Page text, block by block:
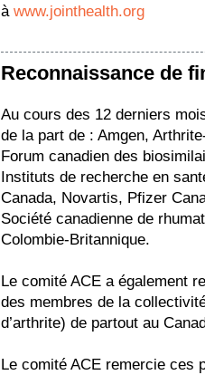
à www.jointhealth.org
Reconnaissance de
Au cours des 12 derniers
de la part de : Amgen,
Forum canadien des
Instituts de recherche en
Canada, Novartis, Pfizer
Société canadienne de
Colombie-Britannique.
Le comité ACE a également
des membres de la
d’arthrite) de partout au
Le comité ACE remercie ces